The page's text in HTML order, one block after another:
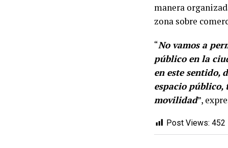
manera
zona sobre
“No vamos a
público en la
en este sentido,
espacio público,
movilidad”,
Post Views: 452